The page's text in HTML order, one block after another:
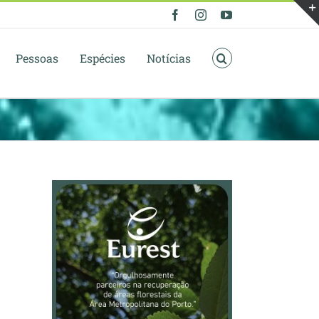
FacebookInstagramYouTube
Pessoas Espécies Notícias